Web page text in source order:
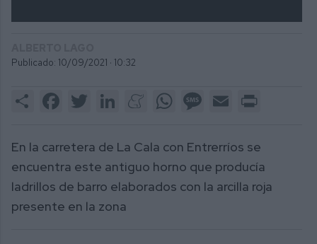
Publicado: 10/09/2021 · 10:32
Share FacebookTwitter LinkedInMeneameWhatsAppMessage
Email
En la carretera de La Cala con Entrerríos se
encuentra este antiguo horno que producía
ladrillos de barro elaborados con la arcilla roja
presente en la zona